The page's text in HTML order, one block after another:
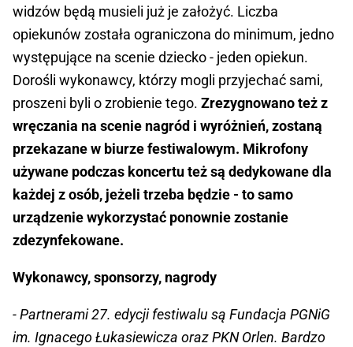
widzów będą musieli już je założyć. Liczba
opiekunów została ograniczona do minimum, jedno
występujące na scenie dziecko - jeden opiekun.
Dorośli wykonawcy, którzy mogli przyjechać sami,
proszeni byli o zrobienie tego. Zrezygnowano też z
wręczania na scenie nagród i wyróżnień, zostaną
przekazane w biurze festiwalowym. Mikrofony
używane podczas koncertu też są dedykowane dla
każdej z osób, jeżeli trzeba będzie - to samo
urządzenie wykorzystać ponownie zostanie
zdezynfekowane.
Wykonawcy, sponsorzy, nagrody
- Partnerami 27. edycji festiwalu są Fundacja PGNiG
im. Ignacego Łukasiewicza oraz PKN Orlen. Bardzo